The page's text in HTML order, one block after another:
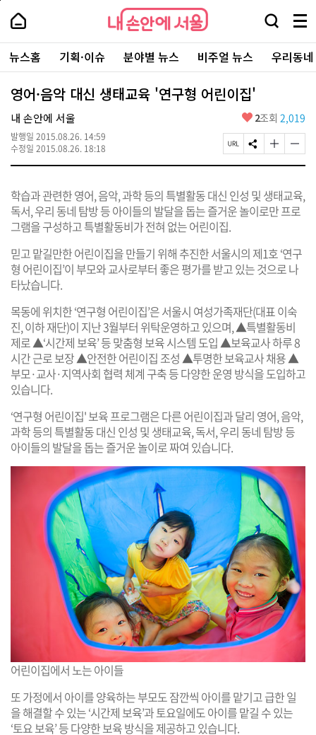
본
로
가
내
손
안
에
서
울
-
서
울
시
대
표
소
포
털
내
손
에
울
검
창
열
기
메
뉴
전
체
보
주
요
서
뉴스홈 기획·이슈 분야별 뉴스 비주얼 뉴스 우리동
영어·음악 대신 생태교육 '연구형 어린이집'
내 손안에 서울
발행일 2015.08.26. 14:59
수정일 2015.08.26. 18:18
좋
요
2조회 2,019
페
이
R
L
복
S
N
유
하
기
글
자
크
게
변
하
기
글
자
작
게
변
하
기
학습과 관련한 영어, 음악, 과학 등의 특별활동 대신 인성 및 생태교육,
독서, 우리 동네 탐방 등 아이들의 발달을 돕는 즐거운 놀이로만 프로
그램을 구성하고 특별활동비가 전혀 없는 어린이집.
믿고 맡길만한 어린이집을 만들기 위해 추진한 서울시의 제1호 ‘연구
형 어린이집’이 부모와 교사로부터 좋은 평가를 받고 있는 것으로 나
타났습니다.
목동에 위치한 ‘연구형 어린이집’은 서울시 여성가족재단(대표 이숙
진, 이하 재단)이 지난 3월부터 위탁운영하고 있으며, ▲특별활동비
제로 ▲‘시간제 보육’ 등 맞춤형 보육 시스템 도입 ▲보육교사 하루 8
시간 근로 보장 ▲안전한 어린이집 조성 ▲투명한 보육교사 채용 ▲
부모·교사·지역사회 협력 체계 구축 등 다양한 운영 방식을 도입하고
있습니다.
‘연구형 어린이집' 보육 프로그램은 다른 어린이집과 달리 영어, 음악,
과학 등의 특별활동 대신 인성 및 생태교육, 독서, 우리 동네 탐방 등
아이들의 발달을 돕는 즐거운 놀이로 짜여 있습니다.
어린이집에서 노는 아이들
또 가정에서 아이를 양육하는 부모도 잠깐씩 아이를 맡기고 급한 일
을 해결할 수 있는 ‘시간제 보육’과 토요일에도 아이를 맡길 수 있는
‘토요 보육’ 등 다양한 보육 방식을 제공하고 있습니다.
페
상
단
로